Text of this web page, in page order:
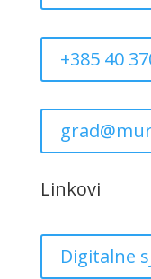
+385 40
Linkovi
Digitalne